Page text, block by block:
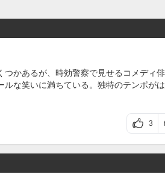
かあるが、時効警察で見せるコメディ
な笑いに満ちている。独特のテンポが
3